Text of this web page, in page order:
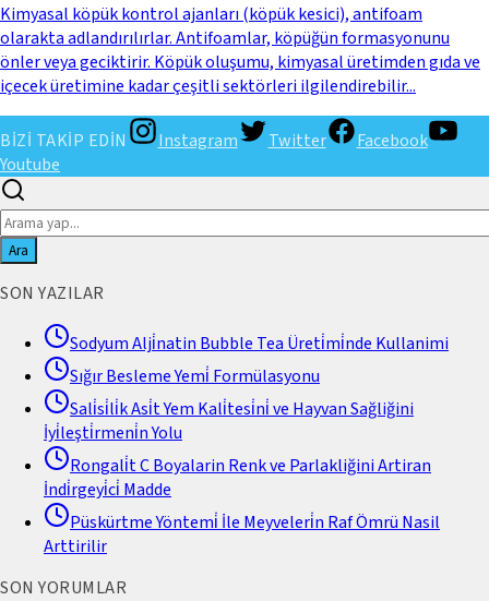
Kimyasal köpük kontrol ajanları (köpük kesici), antifoam
olarakta adlandırılırlar. Antifoamlar, köpüğün formasyonunu
önler veya geciktirir. Köpük oluşumu, kimyasal üretimden gıda ve
içecek üretimine kadar çeşitli sektörleri ilgilendirebilir...
BİZİ TAKİP EDİN Instagram Twitter
Facebook
Youtube
Ara
SON YAZILAR
Sodyum Alji̇natin Bubble Tea Üreti̇mi̇nde Kullanimi
Sığır Besleme Yemi̇ Formülasyonu
Sali̇si̇li̇k Asi̇t Yem Kali̇tesi̇ni̇ ve Hayvan Sağliğini
İyi̇leşti̇rmeni̇n Yolu
Rongali̇t C Boyalarin Renk ve Parlakliğini Artiran
İndi̇rgeyi̇ci̇ Madde
Püskürtme Yöntemi̇ İle Meyveleri̇n Raf Ömrü Nasil
Arttirilir
SON YORUMLAR